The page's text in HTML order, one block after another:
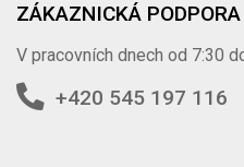
ZÁKAZNICKÁ PODPORA
V pracovních dnech od 7:30
+420 545 197 116